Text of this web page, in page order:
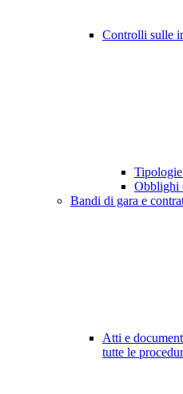
Controlli sulle
Obblighi
Bandi di gara e
Atti e
tutte le